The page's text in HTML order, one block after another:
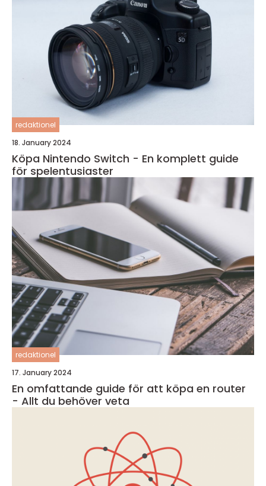
redaktionel
18. January 2024
Köpa Nintendo Switch - En komplett guide
för spelentusiaster
redaktionel
17. January 2024
En omfattande guide för att köpa en router
- Allt du behöver veta